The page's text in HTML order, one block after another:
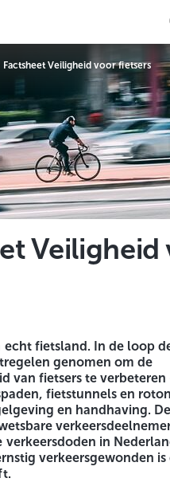
Factsheet Veiligheid voor fietsers
echt fietsland. In de loop
genomen om de
van fietsers te verbeteren
fietstunnels en
en handhaving.
verkeersdoden in
verkeersgewonden